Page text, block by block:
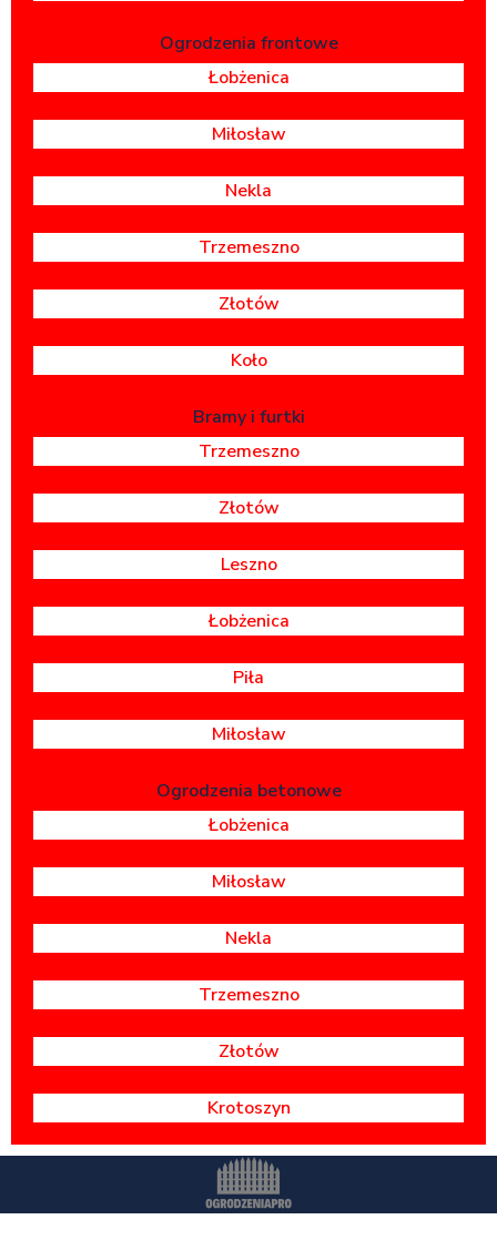
Ogrodzenia frontowe
Łobżenica
Miłosław
Nekla
Trzemeszno
Złotów
Koło
Bramy i furtki
Trzemeszno
Złotów
Leszno
Łobżenica
Piła
Miłosław
Ogrodzenia betonowe
Łobżenica
Miłosław
Nekla
Trzemeszno
Złotów
Krotoszyn